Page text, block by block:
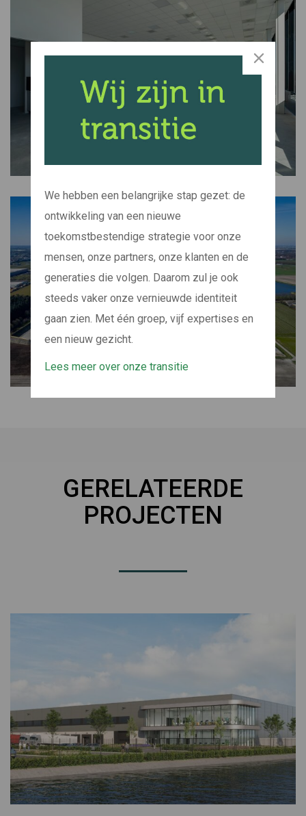
GERELATEERDE
PROJECTEN
We hebben een belangrijke stap gezet: de
ontwikkeling van een nieuwe
toekomstbestendige strategie voor onze
mensen, onze partners, onze klanten en de
generaties die volgen. Daarom zul je ook
steeds vaker onze vernieuwde identiteit
gaan zien. Met één groep, vijf expertises en
een nieuw gezicht.
Lees meer over onze transitie